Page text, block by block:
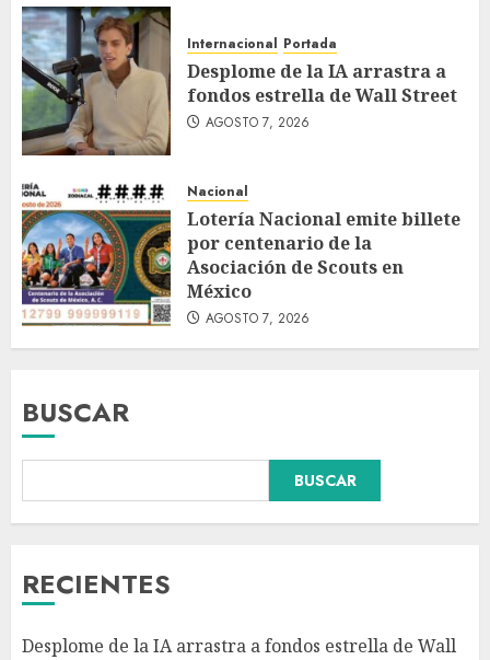
Internacional Portada
Desplome de la IA arrastra a
fondos estrella de Wall Street
AGOSTO 7, 2026
Nacional
Lotería Nacional emite billete
por centenario de la
Asociación de Scouts en
México
AGOSTO 7, 2026
BUSCAR
BUSCAR
RECIENTES
Desplome de la IA arrastra a fondos estrella de Wall
3
Fallece Carlos Garfias Merlos,
arzobispo emérito de Morelia,